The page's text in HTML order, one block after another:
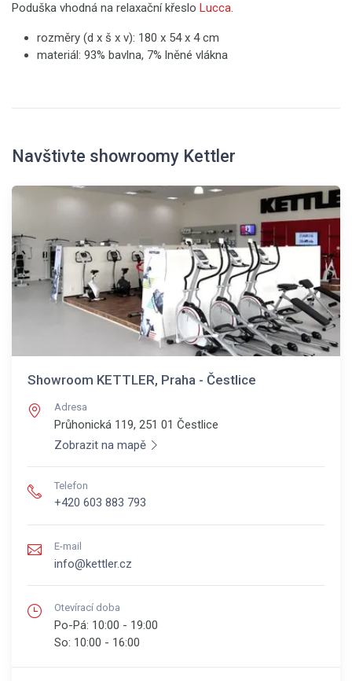
Poduška vhodná na relaxační křeslo Lucca.
rozměry (d x š x v): 180 x 54 x 4 cm
materiál: 93% bavlna, 7% lněné vlákna
Navštivte showroomy Kettler
Showroom KETTLER, Praha - Čestlice
Adresa
Průhonická 119, 251 01 Čestlice
Zobrazit na mapě
Telefon
+420 603 883 793
E-mail
info@kettler.cz
Otevírací doba
Po-Pá: 10:00 - 19:00
So: 10:00 - 16:00